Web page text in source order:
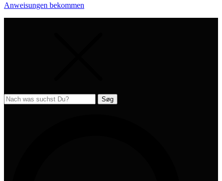
Anweisungen bekommen